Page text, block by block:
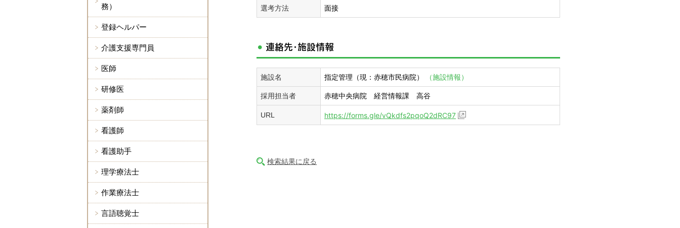
選考方法 面接
連絡先・施設情報
施設名 指定管理（現：赤穂市民病院） （施設情報）
採用担当者 赤穂中央病院 経営情報課 高谷
URL https://forms.gle/vQkdfs2pqoQ2dRC97
検索結果に戻る
務）
登録ヘルパー
介護支援専門員
医師
研修医
薬剤師
看護師
看護助手
理学療法士
作業療法士
言語聴覚士